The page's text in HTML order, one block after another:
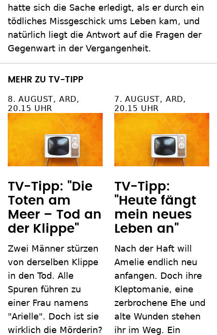
hatte sich die Sache erledigt, als er durch ein
tödliches Missgeschick ums Leben kam, und
natürlich liegt die Antwort auf die Fragen der
Gegenwart in der Vergangenheit.
MEHR ZU TV-TIPP
8. AUGUST, ARD,
20.15 UHR
TV-Tipp: "Die
Toten am
Meer – Tod an
der Klippe"
Zwei Männer stürzen
von derselben Klippe
in den Tod. Alle
Spuren führen zu
einer Frau namens
"Arielle". Doch ist sie
wirklich die Mörderin?
7. AUGUST, ARD,
20.15 UHR
TV-Tipp:
"Heute fängt
mein neues
Leben an"
Nach der Haft will
Amelie endlich neu
anfangen. Doch ihre
Kleptomanie, eine
zerbrochene Ehe und
alte Wunden stehen
ihr im Weg. Ein